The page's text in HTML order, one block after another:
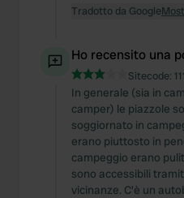
Tradotto da Google
Ho recensito una
Sitecode:
In generale (sia in
camper) le piazzole
soggiornato in
erano piuttosto in
campeggio erano
sono accessibili
vicinanze. C'è un